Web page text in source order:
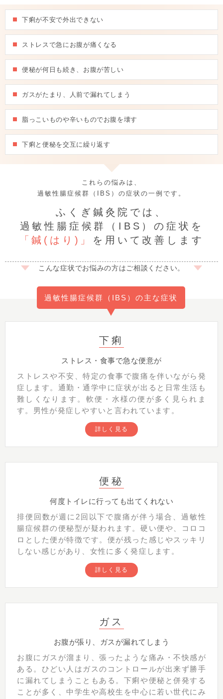
下痢が不安で外出できない
ストレスで急にお腹が痛くなる
便秘が何日も続き、お腹が苦しい
ガスがたまり、人前で漏れてしまう
脂っこいものや辛いものでお腹を壊す
下痢と便秘を交互に繰り返す
これらの悩みは、
過敏性腸症候群（IBS）の症状の一例です。
ふくぎ鍼灸院では、
過敏性腸症候群（IBS）の症状を
「鍼(はり)」 を用いて改善します
こんな症状でお悩みの方はご相談ください。
過敏性腸症候群（IBS）の主な症状
下痢
ストレス・食事で急な便意が
ストレスや不安、特定の食事で腹痛を伴いながら発
症します。通勤・通学中に症状が出ると日常生活も
難しくなります。軟便・水様の便が多く見られま
す。男性が発症しやすいと言われています。
詳しく見る
便秘
何度トイレに行っても出てくれない
排便回数が週に2回以下で腹痛が伴う場合、過敏性
腸症候群の便秘型が疑われます。硬い便や、コロコ
ロとした便が特徴です。便が残った感じやスッキリ
しない感じがあり、女性に多く発症します。
詳しく見る
ガス
お腹が張り、ガスが漏れてしまう
お腹にガスが溜まり、張ったような痛み・不快感が
ある。ひどい人はガスのコントロールが出来ず勝手
に漏れてしまうこともある。下痢や便秘と併発する
ことが多く、中学生や高校生を中心に若い世代にみ